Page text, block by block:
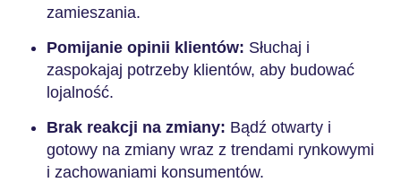
zamieszania.
Pomijanie opinii klientów: Słuchaj i
zaspokajaj potrzeby klientów, aby budować
lojalność.
Brak reakcji na zmiany: Bądź otwarty i
gotowy na zmiany wraz z trendami rynkowymi
i zachowaniami konsumentów.